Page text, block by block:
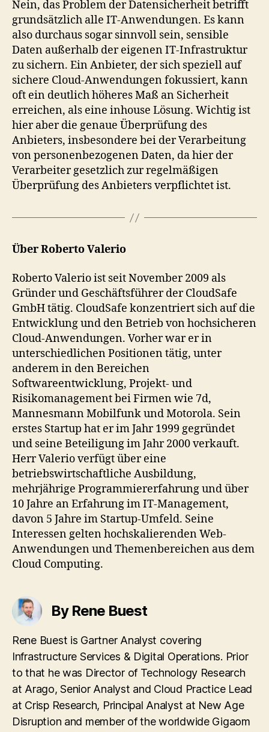
Nein, das Problem der Datensicherheit betrifft
grundsätzlich alle IT-Anwendungen. Es kann
also durchaus sogar sinnvoll sein, sensible
Daten außerhalb der eigenen IT-Infrastruktur
zu sichern. Ein Anbieter, der sich speziell auf
sichere Cloud-Anwendungen fokussiert, kann
oft ein deutlich höheres Maß an Sicherheit
erreichen, als eine inhouse Lösung. Wichtig ist
hier aber die genaue Überprüfung des
Anbieters, insbesondere bei der Verarbeitung
von personenbezogenen Daten, da hier der
Verarbeiter gesetzlich zur regelmäßigen
Überprüfung des Anbieters verpflichtet ist.
Über Roberto Valerio
Roberto Valerio ist seit November 2009 als
Gründer und Geschäftsführer der CloudSafe
GmbH tätig. CloudSafe konzentriert sich auf die
Entwicklung und den Betrieb von hochsicheren
Cloud-Anwendungen. Vorher war er in
unterschiedlichen Positionen tätig, unter
anderem in den Bereichen
Softwareentwicklung, Projekt- und
Risikomanagement bei Firmen wie 7d,
Mannesmann Mobilfunk und Motorola. Sein
erstes Startup hat er im Jahr 1999 gegründet
und seine Beteiligung im Jahr 2000 verkauft.
Herr Valerio verfügt über eine
betriebswirtschaftliche Ausbildung,
mehrjährige Programmiererfahrung und über
10 Jahre an Erfahrung im IT-Management,
davon 5 Jahre im Startup-Umfeld. Seine
Interessen gelten hochskalierenden Web-
Anwendungen und Themenbereichen aus dem
Cloud Computing.
By Rene Buest
Rene Buest is Gartner Analyst covering
Infrastructure Services & Digital Operations. Prior
to that he was Director of Technology Research
at Arago, Senior Analyst and Cloud Practice Lead
at Crisp Research, Principal Analyst at New Age
Disruption and member of the worldwide Gigaom